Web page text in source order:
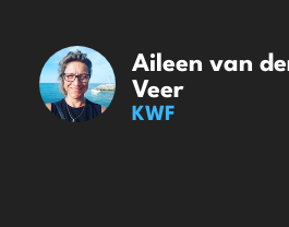
Aileen van
Veer
KWF